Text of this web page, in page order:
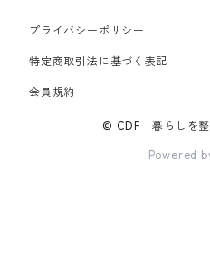
プライバシーポリシー
特定商取引法に基づく表記
会員規約
© CDF 暮らしを整
Powered